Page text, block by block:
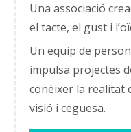
Una associació
el tacte, el gust i
Un equip de
impulsa projectes
conèixer la realitat
visió i ceguesa.